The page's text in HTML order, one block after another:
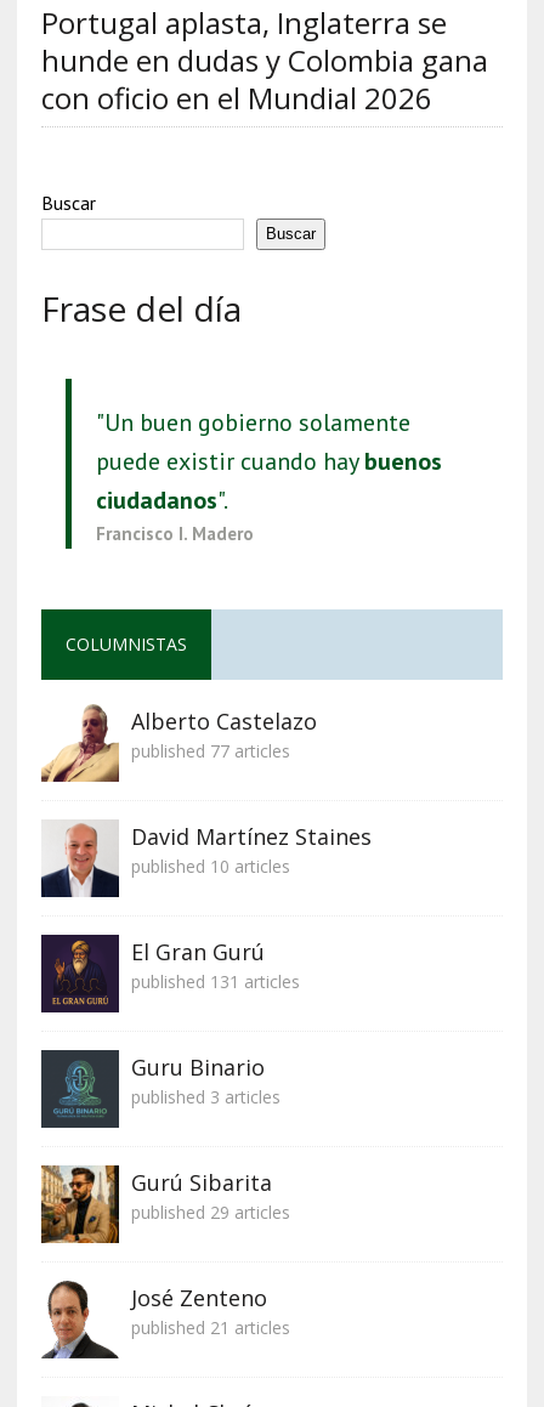
Portugal aplasta, Inglaterra se
hunde en dudas y Colombia gana
con oficio en el Mundial 2026
Buscar
Buscar
Frase del día
"Un buen gobierno solamente
puede existir cuando haybuenos
ciudadanos".
Francisco I. Madero
COLUMNISTAS
Alberto Castelazo
published 77 articles
David Martínez Staines
published 10 articles
El Gran Gurú
published 131 articles
Guru Binario
published 3 articles
Gurú Sibarita
published 29 articles
José Zenteno
published 21 articles